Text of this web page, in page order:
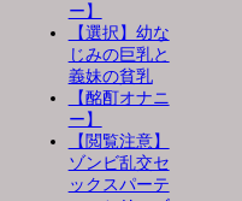
ー】
【選択】幼な
じみの巨乳と
義妹の貧乳
【酩酊オナニ
ー】
【閲覧注意】
ゾンビ乱交セ
ックスパーテ